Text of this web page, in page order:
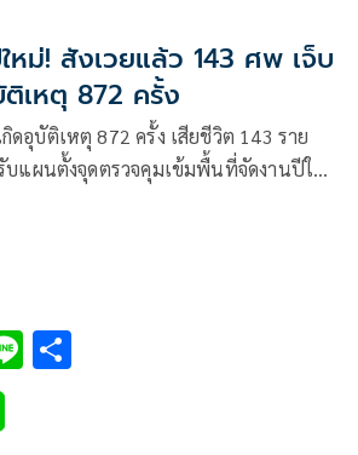
หม่! สังเวยแล้ว 143 ศพ เจ็บ
เหตุ 872 ครั้ง
ดอุบัติเหตุ 872 ครั้ง เสียชีวิต 143 ราย
แผนตั้งจุดตรวจคุมเข้มพื้นที่จัดงานปีใหม่
Li